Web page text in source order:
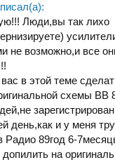
Люди,вы так лихо
не возможно,и все
в этой теме
схемы ВВ
день,как и у меня
Радио 89год 6-
на